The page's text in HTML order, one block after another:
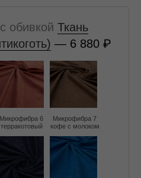
обивкой Ткань
— 6 880
Микрофибра 6
терракотовый
Микрофибра 7
кофе с молоком